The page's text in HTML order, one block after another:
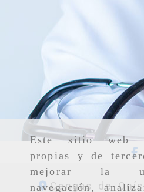
Este sitio web
propias y de
mejorar la
navegación,
Cangas de